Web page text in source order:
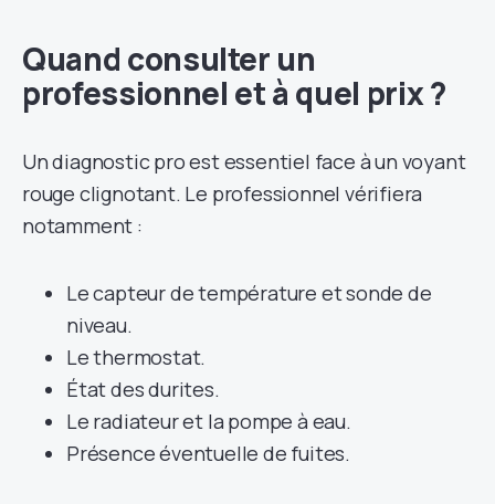
Quand consulter un
professionnel et à quel prix ?
Un diagnostic pro est essentiel face à un voyant
rouge clignotant. Le professionnel vérifiera
notamment :
Le capteur de température et sonde de
niveau.
Le thermostat.
État des durites.
Le radiateur et la pompe à eau.
Présence éventuelle de fuites.